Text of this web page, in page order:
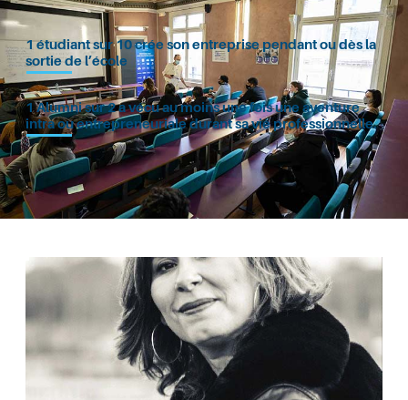
1 étudiant sur 10 crée son entreprise pendant ou dès la
sortie de l’école
1 Alumni sur 2 a vécu au moins une fois une aventure
intra ou entrepreneuriale durant sa vie professionnelle.